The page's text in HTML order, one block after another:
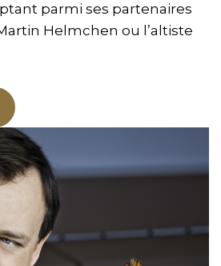
parmi ses partenaires
Helmchen ou l’altiste